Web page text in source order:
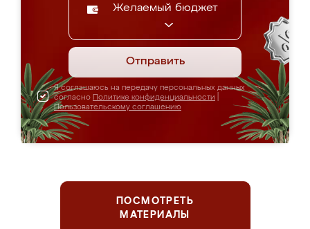
Желаемый бюджет
Отправить
Я соглашаюсь на передачу персональных данных
согласно Политике конфиденциальности
Пользовательскому соглашению
ПОСМОТРЕТЬ
МАТЕРИАЛЫ